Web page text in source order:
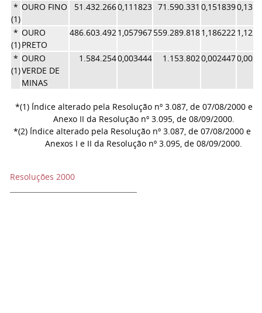
*
(1)
OURO FINO 51.432.2660,111823 71.590.331 0,151839
*
(1)
OURO
PRETO
486.603.4921,057967559.289.8181,186222
*
(1)
OURO
VERDE DE
MINAS
1.584.2540,003444 1.153.8020,002447
*(1) Índice alterado pela Resolução nº 3.087, de 07/08/2000 e
Anexo II da Resolução nº 3.095, de 08/09/2000.
*(2) Índice alterado pela Resolução nº 3.087, de 07/08/2000 e
Anexos I e II da Resolução nº 3.095, de 08/09/2000.
Resoluções 2000